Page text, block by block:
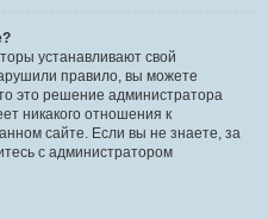
устанавливают свой
правило, вы можете
это решение администратора
никакого отношения к
сайте. Если вы не знаете, за
с администратором